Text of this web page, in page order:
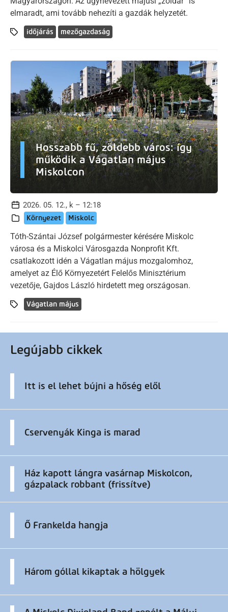
elmaradt, ami tovább nehezíti a gazdák helyzetét.
időjárás mezőgazdaság
Hosszabb fű, zöldebb város: így
működik a Vágatlan május
Miskolcon
2026. 05. 12., k – 12:18
Környezet Miskolc
Tóth-Szántai József polgármester kérésére Miskolc
városa és a Miskolci Városgazda Nonprofit Kft.
csatlakozott idén a Vágatlan május mozgalomhoz,
amelyet az Élő Környezetért Felelős Minisztérium
vezetője, Gajdos László hirdetett meg országosan.
Vágatlan május
Legújabb cikkek
Itt is el lehet bújni a hőség elől
Cservenyák Kinga is marad
Ház kapott lángra vasárnap Miskolcon,
gázpalack robbant (frissítve)
Ő Frankelda hangja
Három góllal kikaptak a hölgyek